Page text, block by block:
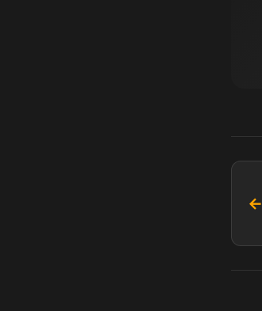
←